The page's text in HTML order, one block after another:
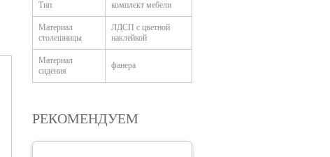
Тип комплект мебели
Материал
столешницы
ЛДСП с цветной
наклейкой
Материал
сидения
фанера
РЕКОМЕНДУЕМ